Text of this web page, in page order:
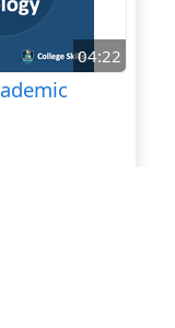
04:22